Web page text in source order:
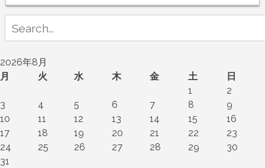
for:
2026年8月
月
火 水 木 金 土
日
1
2
3
4 5 6 7 8
9
10
11 12 13 14 15
16
17
18 19 20 21 22
23
24
25 26 27 28 29
30
31